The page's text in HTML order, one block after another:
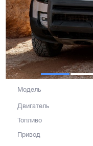
Модель
Двигатель
Топливо
Привод